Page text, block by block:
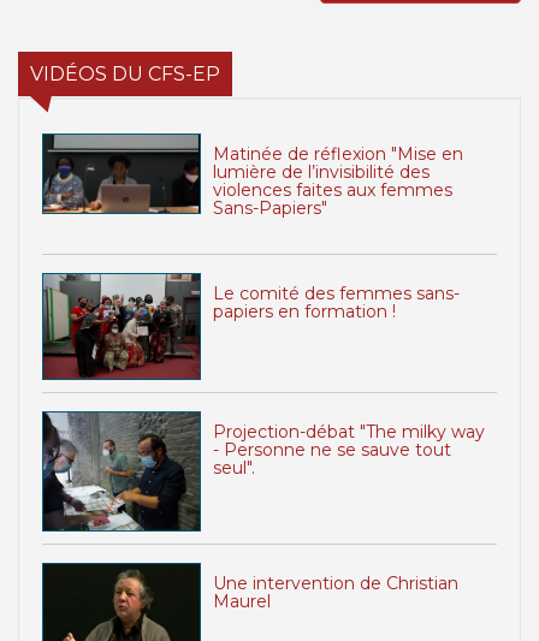
VIDÉOS DU CFS-EP
Matinée de réflexion "Mise en
lumière de l’invisibilité des
violences faites aux femmes
Sans-Papiers"
Le comité des femmes sans-
papiers en formation !
Projection-débat "The milky way
- Personne ne se sauve tout
seul".
Une intervention de Christian
Maurel